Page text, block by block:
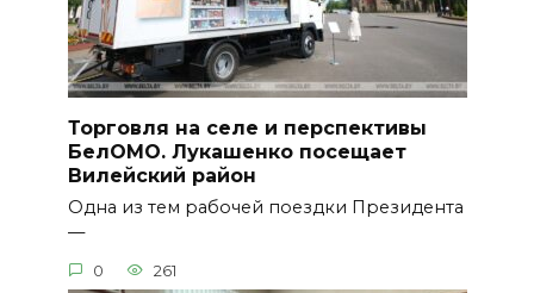
Торговля на селе и перспективы
БелОМО. Лукашенко посещает
Вилейский район
Одна из тем рабочей поездки Президента
—
0 261